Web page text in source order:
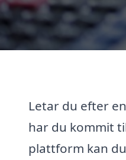
Letar du efter
har du kommit
plattform kan